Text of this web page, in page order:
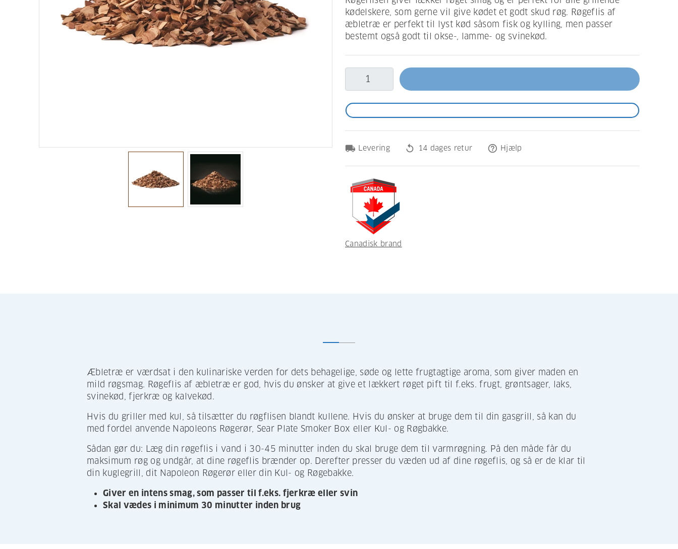
kødelskere, som gerne vil give kødet et godt skud røg. Røgeflis af
æbletræ er perfekt til lyst kød såsom fisk og kylling, men passer
bestemt også godt til okse-, lamme- og svinekød.
local_shipping Levering replay 14 dages retur help_outline Hjælp
Canadisk brand
Æbletræ er værdsat i den kulinariske verden for dets behagelige, søde og lette frugtagtige aroma, som giver maden en
mild røgsmag. Røgeflis af æbletræ er god, hvis du ønsker at give et lækkert røget pift til f.eks. frugt, grøntsager, laks,
svinekød, fjerkræ og kalvekød.
Hvis du griller med kul, så tilsætter du røgflisen blandt kullene. Hvis du ønsker at bruge dem til din gasgrill, så kan du
med fordel anvende Napoleons Røgerør, Sear Plate Smoker Box eller Kul- og Røgbakke.
Sådan gør du: Læg din røgeflis i vand i 30-45 minutter inden du skal bruge dem til varmrøgning. På den måde får du
maksimum røg og undgår, at dine røgeflis brænder op. Derefter presser du væden ud af dine røgeflis, og så er de klar til
din kuglegrill, dit Napoleon Røgerør eller din Kul- og Røgebakke.
Giver en intens smag, som passer til f.eks. fjerkræ eller svin
Skal vædes i minimum 30 minutter inden brug